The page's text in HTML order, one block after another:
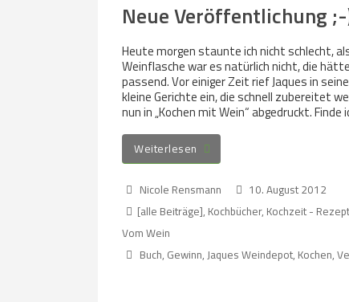
Neue Veröffentlichung
Heute morgen staunte ich nicht schlecht,
Weinflasche war es natürlich nicht, die
passend. Vor einiger Zeit rief Jaques in
kleine Gerichte ein, die schnell zubereitet
nun in „Kochen mit Wein“ abgedruckt.
Weiterlesen
Nicole Rensmann
10. August 2012
[alle Beiträge], Kochbücher, Kochzeit -
Vom Wein
Buch, Gewinn, Jaques Weindepot, Kochen,